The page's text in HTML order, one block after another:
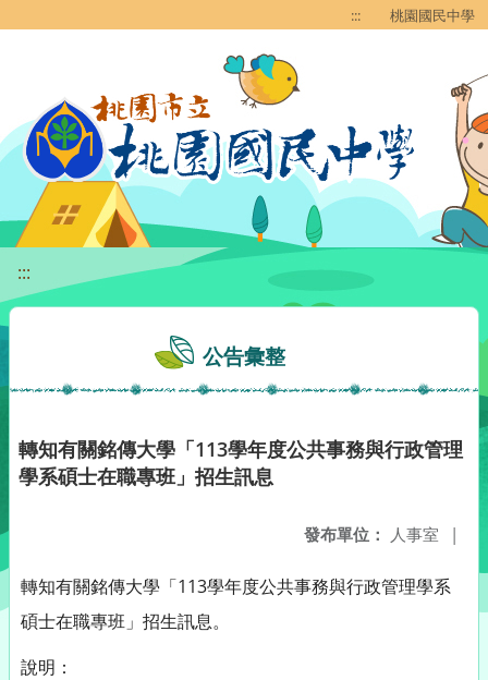
::: 桃園國民中學
:::
公告彙整
轉知有關銘傳大學「113學年度公共事務與行政管理
學系碩士在職專班」招生訊息
發布單位： 人事室 |
轉知有關銘傳大學「113學年度公共事務與行政管理學系
碩士在職專班」招生訊息。
說明：